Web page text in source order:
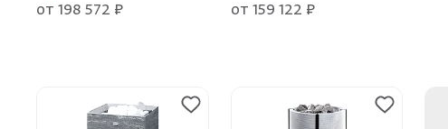
от 198 572 ₽
от 159 122 ₽